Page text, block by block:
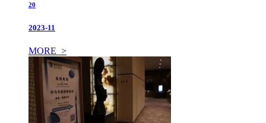
20
2023-11
MORE >